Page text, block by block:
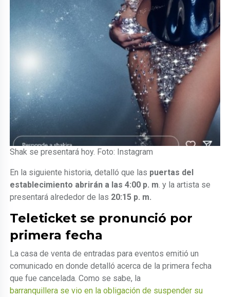
Shak se presentará hoy. Foto: Instagram
En la siguiente historia, detalló que las puertas del
establecimiento abrirán a las 4:00 p. m . y la artista se
presentará alrededor de las 20:15 p. m.
Teleticket se pronunció por
primera fecha
La casa de venta de entradas para eventos emitió un
comunicado en donde detalló acerca de la primera fecha
que fue cancelada. Como se sabe, la
barranquillera se vio en la obligación de suspender su